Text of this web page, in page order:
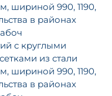
шириной 990, 1190,
в районах
с круглыми
из стали
шириной 990, 1190,
в районах